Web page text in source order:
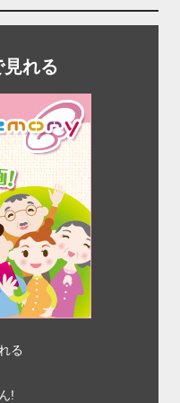
れる
る
!